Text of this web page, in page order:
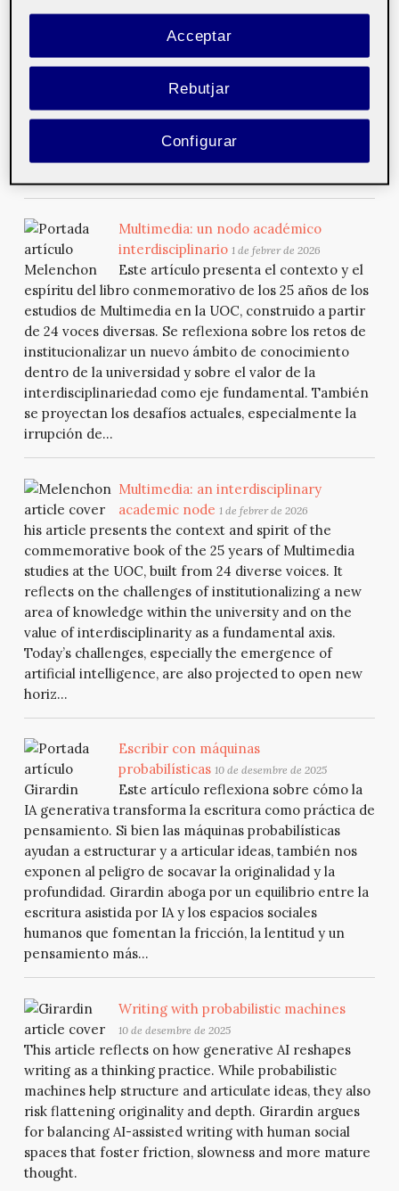
Aquest article presenta el context i
l’esperit del llibre commemoratiu dels 25 anys dels
24 veus diverses.S’hi reflexiona sobre els reptes
d’institucionalitzar un àmbit de coneixement nou dins
la universitat i sobre el valor de la interdisciplinarietat
com a eix fonamental.També es projecten els
desafiaments actuals, especialment la irrupció de la
Multimedia: un nodo académico
interdisciplinario 1 de febrer de 2026
Este artículo presenta el contexto y el
espíritu del libro conmemorativo de los 25 años de los
estudios de Multimedia en la UOC, construido a partir
de 24 voces diversas. Se reflexiona sobre los retos de
institucionalizar un nuevo ámbito de conocimiento
dentro de la universidad y sobre el valor de la
interdisciplinariedad como eje fundamental. También
se proyectan los desafíos actuales, especialmente la
irrupción de...
Multimedia: an interdisciplinary
academic node 1 de febrer de 2026
his article presents the context and spirit of the
commemorative book of the 25 years of Multimedia
studies at the UOC, built from 24 diverse voices. It
reflects on the challenges of institutionalizing a new
area of knowledge within the university and on the
value of interdisciplinarity as a fundamental axis.
Today’s challenges, especially the emergence of
artificial intelligence, are also projected to open new
horiz...
Escribir con máquinas
probabilísticas 10 de desembre de 2025
Este artículo reflexiona sobre cómo la
IA generativa transforma la escritura como práctica de
pensamiento. Si bien las máquinas probabilísticas
ayudan a estructurar y a articular ideas, también nos
exponen al peligro de socavar la originalidad y la
profundidad. Girardin aboga por un equilibrio entre la
escritura asistida por IA y los espacios sociales
humanos que fomentan la fricción, la lentitud y un
pensamiento más...
Writing with probabilistic machines
10 de desembre de 2025
This article reflects on how generative AI reshapes
writing as a thinking practice. While probabilistic
machines help structure and articulate ideas, they also
risk flattening originality and depth. Girardin argues
for balancing AI-assisted writing with human social
spaces that foster friction, slowness and more mature
thought.
Rebutjar
Acceptar
Configurar